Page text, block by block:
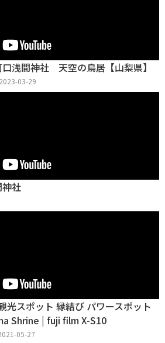
口浅間神社 天空の鳥居【山梨県】
03-29
社
光スポット 縁結び パワースポット
Shrine | fuji film X-S10
05-27